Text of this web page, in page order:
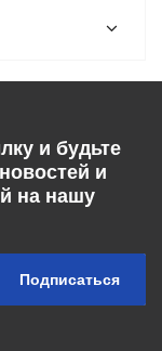
и будьте
и
на нашу